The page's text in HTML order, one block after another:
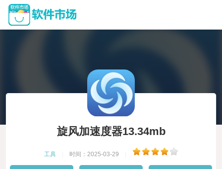
旋风加速度器13.34mb
工具 时间：2025-03-29